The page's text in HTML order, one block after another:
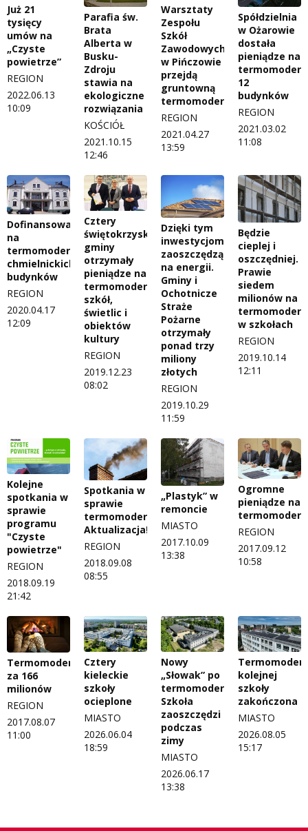
Już 21
tysięcy
umów na
„Czyste
powietrze”
REGION
2022.06.13
10:09
Parafia św.
Brata
Alberta w
Busku-
Zdroju
stawia na
ekologiczne
rozwiązania
KOŚCIÓŁ
2021.10.15
12:46
Warsztaty
Zespołu
Szkół
Zawodowych
w Pińczowie
przejdą
gruntowną
termomodernizację
REGION
2021.04.27
13:59
Spółdzielnia
w Ożarowie
dostała
pieniądze na
12
budynków
REGION
2021.03.02
11:08
Dofinansowanie
na
termomodernizację
chmielnickich
budynków
REGION
2020.04.17
12:09
Cztery
świętokrzyskie
gminy
otrzymały
pieniądze na
termomodernizację
szkół,
świetlic i
obiektów
kultury
REGION
2019.12.23
08:02
Dzięki tym
inwestycjom
zaoszczędzą
na energii.
Gminy i
Ochotnicze
Straże
Pożarne
otrzymały
ponad trzy
miliony
złotych
REGION
2019.10.29
11:59
Będzie
cieplej i
oszczędniej.
Prawie
siedem
milionów na
w szkołach
REGION
2019.10.14
12:11
Kolejne
spotkania w
sprawie
programu
"Czyste
powietrze"
REGION
2018.09.19
21:42
Spotkania w
sprawie
termomodernizacji.
Aktualizacja!
REGION
2018.09.08
08:55
„Plastyk” w
remoncie
MIASTO
2017.10.09
13:38
Ogromne
pieniądze na
REGION
2017.09.12
10:58
Termomodernizacja
za 166
milionów
REGION
2017.08.07
11:00
Cztery
kieleckie
szkoły
ocieplone
MIASTO
2026.06.04
18:59
Nowy
„Słowak” po
termomodernizacji.
Szkoła
zaoszczędzi
podczas
zimy
MIASTO
2026.06.17
13:38
kolejnej
szkoły
zakończona
MIASTO
2026.08.05
15:17